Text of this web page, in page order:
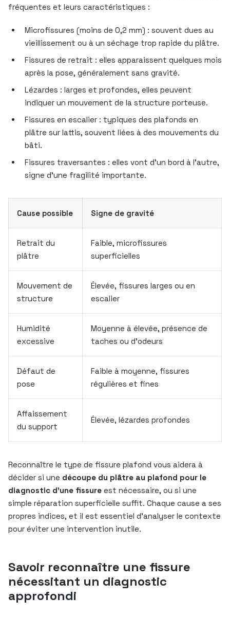
fréquentes et leurs caractéristiques :
Microfissures (moins de 0,2 mm) : souvent dues au
vieillissement ou à un séchage trop rapide du plâtre.
Fissures de retrait : elles apparaissent quelques mois
après la pose, généralement sans gravité.
Lézardes : larges et profondes, elles peuvent
indiquer un mouvement de la structure porteuse.
Fissures en escalier : typiques des plafonds en
plâtre sur lattis, souvent liées à des mouvements du
bâti.
Fissures traversantes : elles vont d’un bord à l’autre,
signe d’une fragilité importante.
Cause possible Signe de gravité
Retrait du
plâtre
Faible, microfissures
superficielles
Mouvement de
structure
Élevée, fissures larges ou en
escalier
Humidité
excessive
Moyenne à élevée, présence de
taches ou d’odeurs
Défaut de
pose
Faible à moyenne, fissures
régulières et fines
Affaissement
du support
Élevée, lézardes profondes
Reconnaître le type de fissure plafond vous aidera à
décider si une découpe du plâtre au plafond pour le
diagnostic d’une fissure est nécessaire, ou si une
simple réparation superficielle suffit. Chaque cause a ses
propres indices, et il est essentiel d’analyser le contexte
pour éviter une intervention inutile.
Savoir reconnaître une fissure
nécessitant un diagnostic
approfondi